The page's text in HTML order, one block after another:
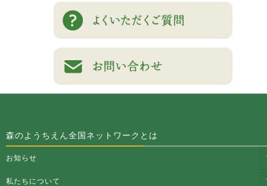
森のようちえん全国ネットワークとは
お知らせ
私たちについて